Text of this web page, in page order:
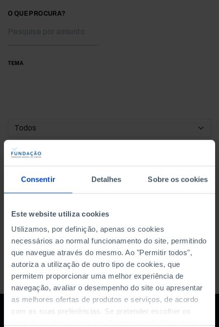
Consentir Detalhes Sobre os cookies
Este website utiliza cookies
Utilizamos, por definição, apenas os cookies
necessários ao normal funcionamento do site, permitindo
que navegue através do mesmo. Ao "Permitir todos",
autoriza a utilização de outro tipo de cookies, que
permitem proporcionar uma melhor experiência de
navegação, avaliar o desempenho do site ou apresentar
as melhores ofertas de produtos e serviços, de acordo
com as suas preferências. Se pretender escolher os
O QUE PROCURA?
TEMA
DATA DE INÍCIO
DATA DE FIM